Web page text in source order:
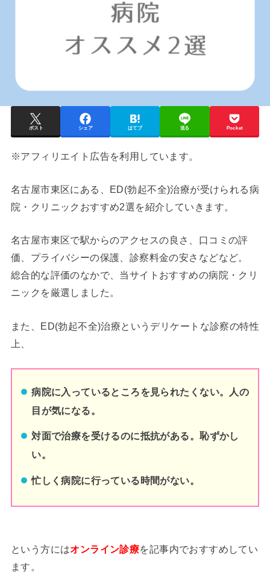
ポスト シェア はてブ 送る Pocket
※アフィリエイト広告を利用しています。
名古屋市東区にある、ED(勃起不全)治療が受けられる病
院・クリニックおすすめ2選を紹介していきます。
名古屋市東区で駅からのアクセスの良さ、口コミの評
価、プライバシーの保護、診察料金の安さなどなど。
総合的な評価のなかで、当サイトおすすめの病院・クリ
ニックを厳選しました。
また、ED(勃起不全)治療というデリケートな診察の特性
上、
病院に入っているところを見られたくない。人の
目が気になる。
対面で治療を受けるのに抵抗がある。恥ずかし
い。
忙しく病院に行っている時間がない。
という方にはオンライン診療を記事内でおすすめしてい
ます。